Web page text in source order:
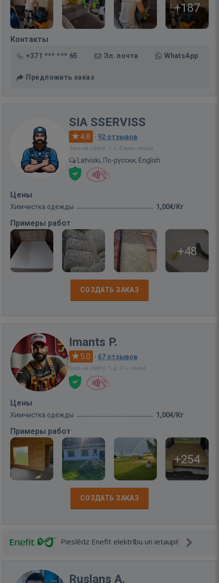
+187
Контакты
+371 *** *** 65 Эл. почта WhatsApp
Предложить заказ
SIA SSERVISS
4.8 · 92 отзывов
Был на сайте: 1 ч. 0 мин. назад
Latviski, По-русски, English
Цены
Химчистка одежды 1,00€/Кг
Примеры работ
+48
СОЗДАТЬ ЗАКАЗ
Imants P.
5.0 · 67 отзывов
Был на сайте: 1 д. 2 ч. назад
Цены
Химчистка одежды 1,00€/Кг
Примеры работ
+254
СОЗДАТЬ ЗАКАЗ
Pieslēdz Enefit elektrību un ietaupi!
Ruslans A.